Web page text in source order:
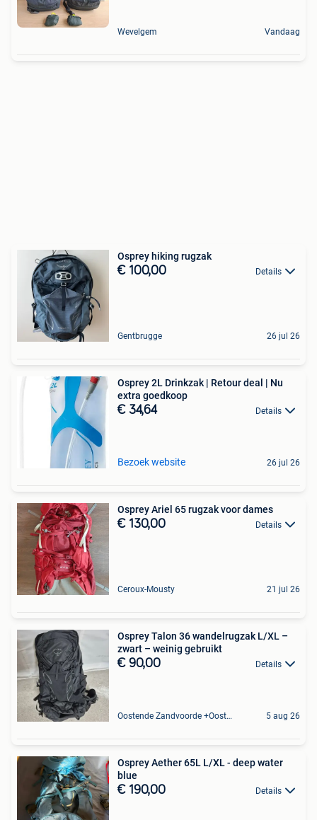
Wevelgem Vandaag
Osprey hiking rugzak
€ 100,00 Details
Gentbrugge 26 jul 26
Osprey 2L Drinkzak | Retour deal | Nu
extra goedkoop
€ 34,64 Details
Bezoek website 26 jul 26
Osprey Ariel 65 rugzak voor dames
€ 130,00 Details
Ceroux-Mousty 21 jul 26
Osprey Talon 36 wandelrugzak L/XL –
zwart – weinig gebruikt
€ 90,00 Details
Oostende Zandvoorde +Oostende 5 aug 26
Osprey Aether 65L L/XL - deep water
blue
€ 190,00 Details